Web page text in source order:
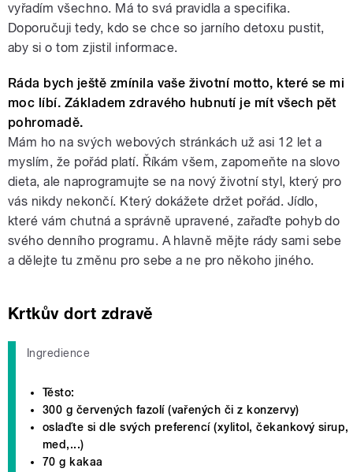
vyřadím všechno. Má to svá pravidla a specifika.
Doporučuji tedy, kdo se chce so jarního detoxu pustit,
aby si o tom zjistil informace.
Ráda bych ještě zmínila vaše životní motto, které se mi
moc líbí. Základem zdravého hubnutí je mít všech pět
pohromadě.
Mám ho na svých webových stránkách už asi 12 let a
myslím, že pořád platí. Říkám všem, zapomeňte na slovo
dieta, ale naprogramujte se na nový životní styl, který pro
vás nikdy nekončí. Který dokážete držet pořád. Jídlo,
které vám chutná a správně upravené, zařaďte pohyb do
svého denního programu. A hlavně mějte rády sami sebe
a dělejte tu změnu pro sebe a ne pro někoho jiného.
Krtkův dort zdravě
Ingredience
Těsto:
300 g červených fazolí (vařených či z konzervy)
oslaďte si dle svých preferencí (xylitol, čekankový sirup,
med,...)
70 g kakaa